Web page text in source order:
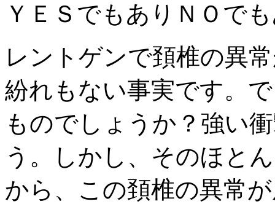
ＹＥＳでもありＮＯで
レントゲンで頚椎の異
紛れもない事実です。
ものでしょうか？強い
う。しかし、そのほと
から、この頚椎の異常